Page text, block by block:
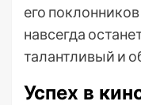
его
навсегда
талантливый и
Успех в